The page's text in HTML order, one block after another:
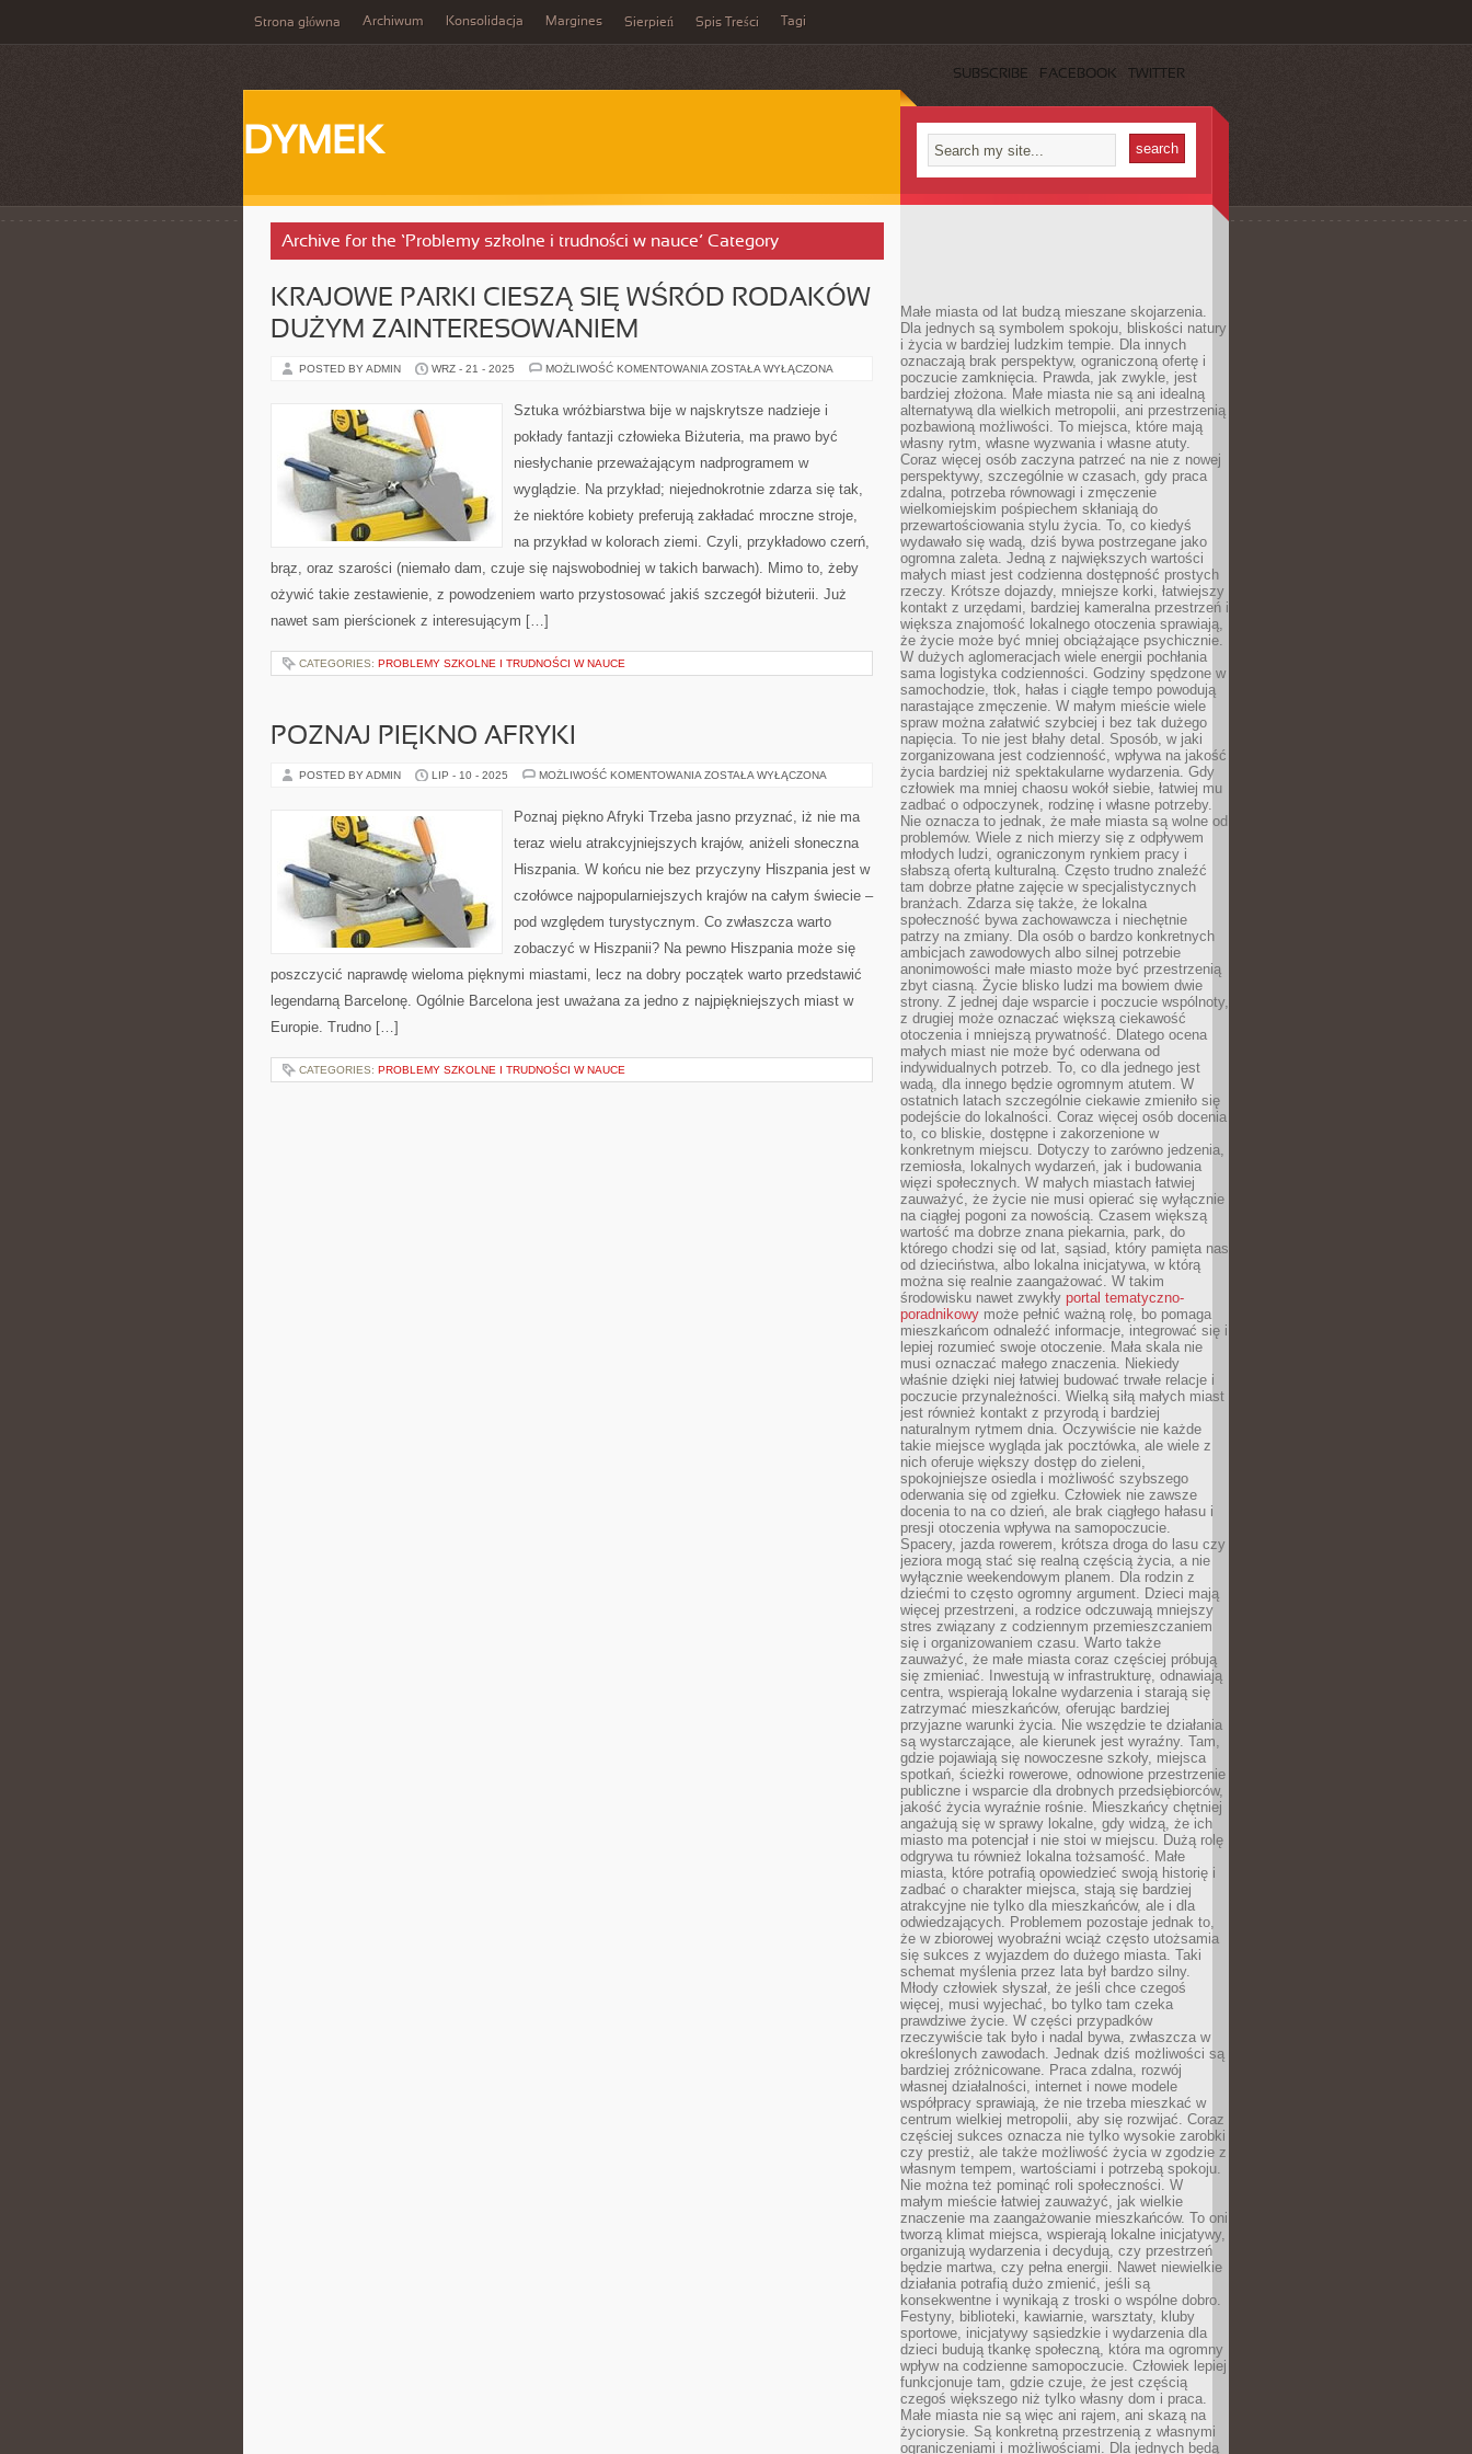
Strona główna Archiwum Konsolidacja Margines Sierpień Spis Treści Tagi
SUBSCRIBE FACEBOOK TWITTER
DYMEK
Archive for the ‘Problemy szkolne i trudności w nauce’ Category
KRAJOWE PARKI CIESZĄ SIĘ WŚRÓD RODAKÓW
DUŻYM ZAINTERESOWANIEM
POSTED BY ADMIN WRZ - 21 - 2025 MOŻLIWOŚĆ KOMENTOWANIA KRAJOWE
SIĘ
WŚRÓD
DUŻYM
ZOSTAŁA WYŁĄCZONA
Sztuka wróżbiarstwa bije w najskrytsze nadzieje i
pokłady fantazji człowieka Biżuteria, ma prawo być
niesłychanie przeważającym nadprogramem w
wyglądzie. Na przykład; niejednokrotnie zdarza się tak,
że niektóre kobiety preferują zakładać mroczne stroje,
na przykład w kolorach ziemi. Czyli, przykładowo czerń,
brąz, oraz szarości (niemało dam, czuje się najswobodniej w takich barwach). Mimo to, żeby
ożywić takie zestawienie, z powodzeniem warto przystosować jakiś szczegół biżuterii. Już
nawet sam pierścionek z interesującym […]
CATEGORIES: PROBLEMY SZKOLNE I TRUDNOŚCI W NAUCE
POZNAJ PIĘKNO AFRYKI
POSTED BY ADMIN LIP - 10 - 2025 MOŻLIWOŚĆ KOMENTOWANIA POZNAJ
ZOSTAŁA WYŁĄCZONA
Poznaj piękno Afryki Trzeba jasno przyznać, iż nie ma
teraz wielu atrakcyjniejszych krajów, aniżeli słoneczna
Hiszpania. W końcu nie bez przyczyny Hiszpania jest w
czołówce najpopularniejszych krajów na całym świecie –
pod względem turystycznym. Co zwłaszcza warto
zobaczyć w Hiszpanii? Na pewno Hiszpania może się
poszczycić naprawdę wieloma pięknymi miastami, lecz na dobry początek warto przedstawić
legendarną Barcelonę. Ogólnie Barcelona jest uważana za jedno z najpiękniejszych miast w
Europie. Trudno […]
CATEGORIES: PROBLEMY SZKOLNE I TRUDNOŚCI W NAUCE
Małe miasta od lat budzą mieszane skojarzenia.
Dla jednych są symbolem spokoju, bliskości natury
i życia w bardziej ludzkim tempie. Dla innych
oznaczają brak perspektyw, ograniczoną ofertę i
poczucie zamknięcia. Prawda, jak zwykle, jest
bardziej złożona. Małe miasta nie są ani idealną
alternatywą dla wielkich metropolii, ani przestrzenią
pozbawioną możliwości. To miejsca, które mają
własny rytm, własne wyzwania i własne atuty.
Coraz więcej osób zaczyna patrzeć na nie z nowej
perspektywy, szczególnie w czasach, gdy praca
zdalna, potrzeba równowagi i zmęczenie
wielkomiejskim pośpiechem skłaniają do
przewartościowania stylu życia. To, co kiedyś
wydawało się wadą, dziś bywa postrzegane jako
ogromna zaleta. Jedną z największych wartości
małych miast jest codzienna dostępność prostych
rzeczy. Krótsze dojazdy, mniejsze korki, łatwiejszy
kontakt z urzędami, bardziej kameralna przestrzeń i
większa znajomość lokalnego otoczenia sprawiają,
że życie może być mniej obciążające psychicznie.
W dużych aglomeracjach wiele energii pochłania
sama logistyka codzienności. Godziny spędzone w
samochodzie, tłok, hałas i ciągłe tempo powodują
narastające zmęczenie. W małym mieście wiele
spraw można załatwić szybciej i bez tak dużego
napięcia. To nie jest błahy detal. Sposób, w jaki
zorganizowana jest codzienność, wpływa na jakość
życia bardziej niż spektakularne wydarzenia. Gdy
człowiek ma mniej chaosu wokół siebie, łatwiej mu
zadbać o odpoczynek, rodzinę i własne potrzeby.
Nie oznacza to jednak, że małe miasta są wolne od
problemów. Wiele z nich mierzy się z odpływem
młodych ludzi, ograniczonym rynkiem pracy i
słabszą ofertą kulturalną. Często trudno znaleźć
tam dobrze płatne zajęcie w specjalistycznych
branżach. Zdarza się także, że lokalna
społeczność bywa zachowawcza i niechętnie
patrzy na zmiany. Dla osób o bardzo konkretnych
ambicjach zawodowych albo silnej potrzebie
anonimowości małe miasto może być przestrzenią
zbyt ciasną. Życie blisko ludzi ma bowiem dwie
strony. Z jednej daje wsparcie i poczucie wspólnoty,
z drugiej może oznaczać większą ciekawość
otoczenia i mniejszą prywatność. Dlatego ocena
małych miast nie może być oderwana od
indywidualnych potrzeb. To, co dla jednego jest
wadą, dla innego będzie ogromnym atutem. W
ostatnich latach szczególnie ciekawie zmieniło się
podejście do lokalności. Coraz więcej osób docenia
to, co bliskie, dostępne i zakorzenione w
konkretnym miejscu. Dotyczy to zarówno jedzenia,
rzemiosła, lokalnych wydarzeń, jak i budowania
więzi społecznych. W małych miastach łatwiej
zauważyć, że życie nie musi opierać się wyłącznie
na ciągłej pogoni za nowością. Czasem większą
wartość ma dobrze znana piekarnia, park, do
którego chodzi się od lat, sąsiad, który pamięta nas
od dzieciństwa, albo lokalna inicjatywa, w którą
można się realnie zaangażować. W takim
środowisku nawet zwykły portal tematyczno-
poradnikowy może pełnić ważną rolę, bo pomaga
mieszkańcom odnaleźć informacje, integrować się i
lepiej rozumieć swoje otoczenie. Mała skala nie
musi oznaczać małego znaczenia. Niekiedy
właśnie dzięki niej łatwiej budować trwałe relacje i
poczucie przynależności. Wielką siłą małych miast
jest również kontakt z przyrodą i bardziej
naturalnym rytmem dnia. Oczywiście nie każde
takie miejsce wygląda jak pocztówka, ale wiele z
nich oferuje większy dostęp do zieleni,
spokojniejsze osiedla i możliwość szybszego
oderwania się od zgiełku. Człowiek nie zawsze
docenia to na co dzień, ale brak ciągłego hałasu i
presji otoczenia wpływa na samopoczucie.
Spacery, jazda rowerem, krótsza droga do lasu czy
jeziora mogą stać się realną częścią życia, a nie
wyłącznie weekendowym planem. Dla rodzin z
dziećmi to często ogromny argument. Dzieci mają
więcej przestrzeni, a rodzice odczuwają mniejszy
stres związany z codziennym przemieszczaniem
się i organizowaniem czasu. Warto także
zauważyć, że małe miasta coraz częściej próbują
się zmieniać. Inwestują w infrastrukturę, odnawiają
centra, wspierają lokalne wydarzenia i starają się
zatrzymać mieszkańców, oferując bardziej
przyjazne warunki życia. Nie wszędzie te działania
są wystarczające, ale kierunek jest wyraźny. Tam,
gdzie pojawiają się nowoczesne szkoły, miejsca
spotkań, ścieżki rowerowe, odnowione przestrzenie
publiczne i wsparcie dla drobnych przedsiębiorców,
jakość życia wyraźnie rośnie. Mieszkańcy chętniej
angażują się w sprawy lokalne, gdy widzą, że ich
miasto ma potencjał i nie stoi w miejscu. Dużą rolę
odgrywa tu również lokalna tożsamość. Małe
miasta, które potrafią opowiedzieć swoją historię i
zadbać o charakter miejsca, stają się bardziej
atrakcyjne nie tylko dla mieszkańców, ale i dla
odwiedzających. Problemem pozostaje jednak to,
że w zbiorowej wyobraźni wciąż często utożsamia
się sukces z wyjazdem do dużego miasta. Taki
schemat myślenia przez lata był bardzo silny.
Młody człowiek słyszał, że jeśli chce czegoś
więcej, musi wyjechać, bo tylko tam czeka
prawdziwe życie. W części przypadków
rzeczywiście tak było i nadal bywa, zwłaszcza w
określonych zawodach. Jednak dziś możliwości są
bardziej zróżnicowane. Praca zdalna, rozwój
własnej działalności, internet i nowe modele
współpracy sprawiają, że nie trzeba mieszkać w
centrum wielkiej metropolii, aby się rozwijać. Coraz
częściej sukces oznacza nie tylko wysokie zarobki
czy prestiż, ale także możliwość życia w zgodzie z
własnym tempem, wartościami i potrzebą spokoju.
Nie można też pominąć roli społeczności. W
małym mieście łatwiej zauważyć, jak wielkie
znaczenie ma zaangażowanie mieszkańców. To oni
tworzą klimat miejsca, wspierają lokalne inicjatywy,
organizują wydarzenia i decydują, czy przestrzeń
będzie martwa, czy pełna energii. Nawet niewielkie
działania potrafią dużo zmienić, jeśli są
konsekwentne i wynikają z troski o wspólne dobro.
Festyny, biblioteki, kawiarnie, warsztaty, kluby
sportowe, inicjatywy sąsiedzkie i wydarzenia dla
dzieci budują tkankę społeczną, która ma ogromny
wpływ na codzienne samopoczucie. Człowiek lepiej
funkcjonuje tam, gdzie czuje, że jest częścią
czegoś większego niż tylko własny dom i praca.
Małe miasta nie są więc ani rajem, ani skazą na
życiorysie. Są konkretną przestrzenią z własnymi
ograniczeniami i możliwościami. Dla jednych będą